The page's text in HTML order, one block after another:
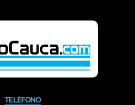
TELÉFONO